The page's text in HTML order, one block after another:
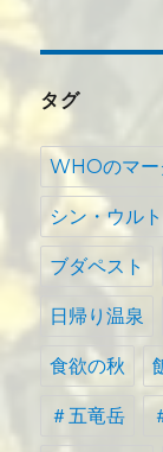
タグ
WHOのマー
シン・ウル
ブダペスト
日帰り温泉
食欲の秋
＃五竜岳